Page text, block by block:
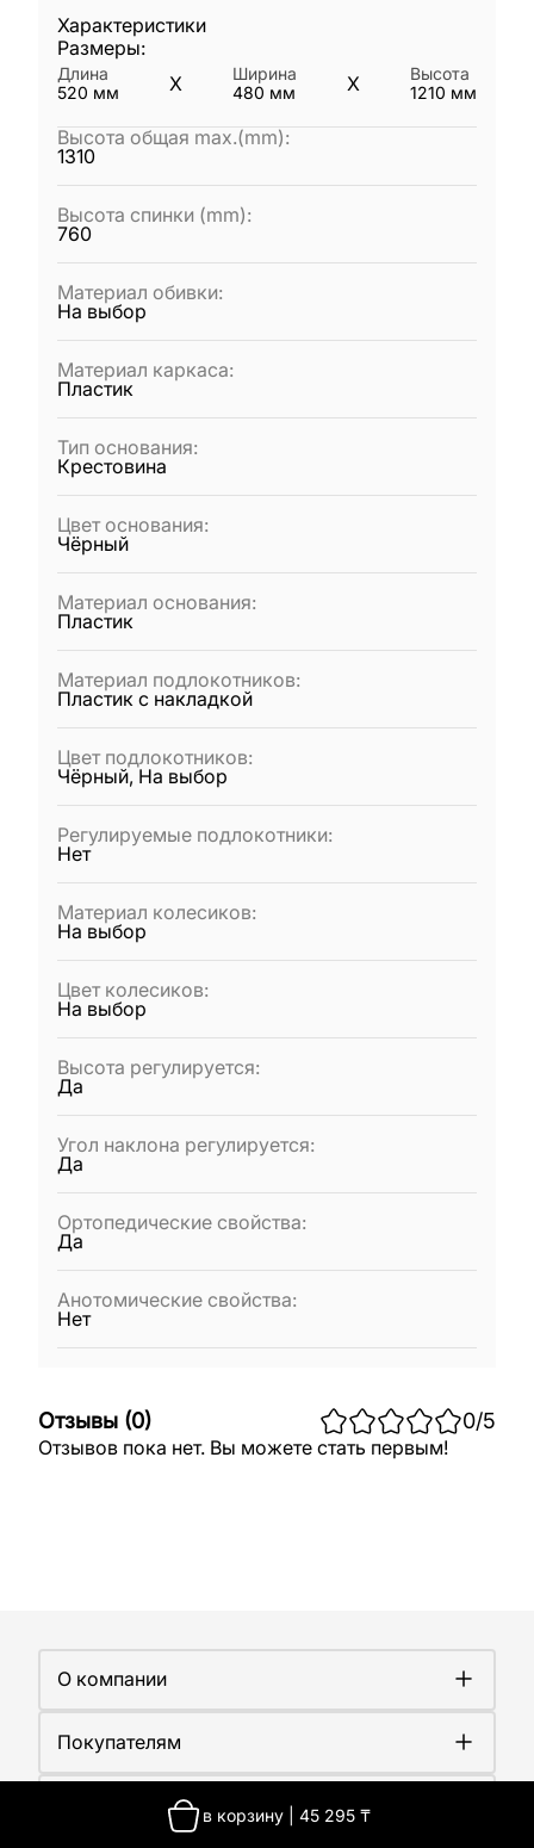
в корзину| 45 295₸
Характеристики
Размеры:
Длина
520 мм X
Ширина
480 мм X
Высота
1210 мм
Высота общая max.(mm):
1310
Высота спинки (mm):
760
Материал обивки:
На выбор
Материал каркаса:
Пластик
Тип основания:
Крестовина
Цвет основания:
Чёрный
Материал основания:
Пластик
Материал подлокотников:
Пластик с накладкой
Цвет подлокотников:
Чёрный, На выбор
Регулируемые подлокотники:
Нет
Материал колесиков:
На выбор
Цвет колесиков:
На выбор
Высота регулируется:
Да
Угол наклона регулируется:
Да
Ортопедические свойства:
Да
Анотомические свойства:
Нет
Отзывы (0) 0/5
Отзывов пока нет. Вы можете стать первым!
О компании
Работа у нас
Сертификаты
Покупателям
Доставка